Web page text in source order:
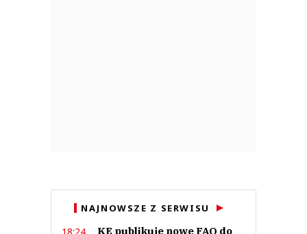
NAJNOWSZE Z SERWISU
KE publikuje nowe FAQ do